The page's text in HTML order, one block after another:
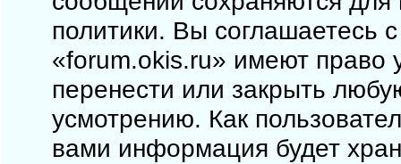
политики. Вы соглашаетесь
«forum.okis.ru» имеют право
перенести или закрыть
усмотрению. Как
вами информация будет